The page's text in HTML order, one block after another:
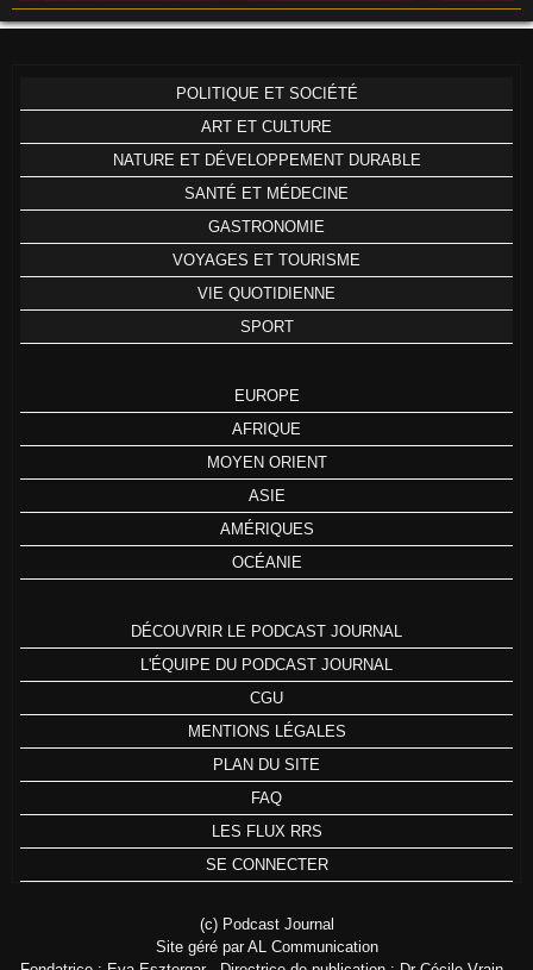
POLITIQUE ET SOCIÉTÉ
ART ET CULTURE
NATURE ET DÉVELOPPEMENT DURABLE
SANTÉ ET MÉDECINE
GASTRONOMIE
VOYAGES ET TOURISME
VIE QUOTIDIENNE
SPORT
EUROPE
AFRIQUE
MOYEN ORIENT
ASIE
AMÉRIQUES
OCÉANIE
DÉCOUVRIR LE PODCAST JOURNAL
L'ÉQUIPE DU PODCAST JOURNAL
CGU
MENTIONS LÉGALES
PLAN DU SITE
FAQ
LES FLUX RRS
SE CONNECTER
(c) Podcast Journal
Site géré par AL Communication